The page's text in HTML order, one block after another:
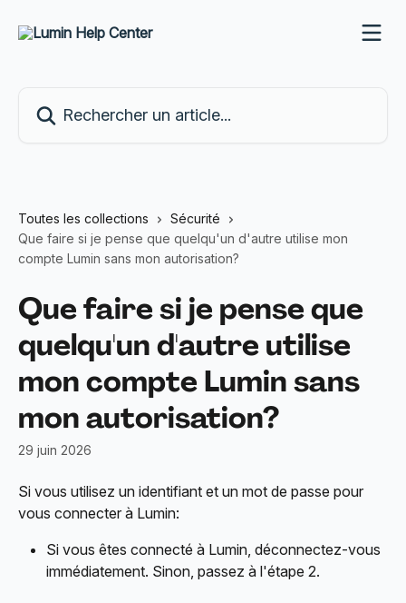
Toutes les collections
Sécurité
Que faire si je pense que quelqu'un d'autre utilise mon
compte Lumin sans mon autorisation?
Que faire si je pense que
quelqu'un d'autre utilise
mon compte Lumin sans
mon autorisation?
29 juin 2026
Si vous utilisez un identifiant et un mot de passe pour
vous connecter à Lumin:
Si vous êtes connecté à Lumin, déconnectez-vous
immédiatement. Sinon, passez à l'étape 2.